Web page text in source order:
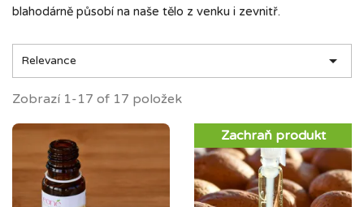
blahodárně působí na naše tělo z venku i zevnitř.
Relevance 
Zobrazí 1-17 of 17 položek
Zachraň produkt